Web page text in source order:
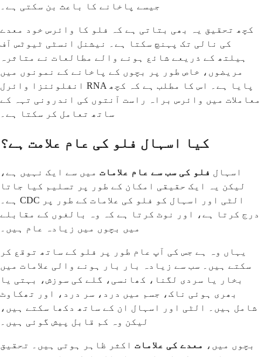
جیسے پاخانے کا باعث بن سکتی ہے۔
کچھ تحقیق یہ بھی بتاتی ہے کہ فلو کا وائرس خود معدے
کی نالی تک پہنچ سکتا ہے۔ نیشنل انسٹی ٹیوٹس آف
ہیلتھ کے ذریعے شائع ہونے والے مطالعات نے متاثرہ
مریضوں، خاص طور پر بچوں کے پاخانے کے نمونوں میں
انفلوئنزا وائرل RNA پایا ہے۔ اس کا مطلب ہے کہ کچھ
معاملات میں وائرس براہ راست آنتوں کی اندرونی تہہ کے
ساتھ تعامل کر سکتا ہے۔
کیا اسہال فلو کی عام علامت ہے؟
اسہال فلو کی سب سے عام علامات میں سے ایک نہیں ہے،
لیکن یہ ایک حقیقی امکان کے طور پر تسلیم کیا جاتا
ہے۔ CDC الٹی اور اسہال کو فلو کی علامات کے طور پر
درج کرتا ہے، اور نوٹ کرتا ہے کہ وہ بالغوں کے مقابلے
میں بچوں میں زیادہ عام ہیں۔
یہاں وہ ہے جس کی آپ عام طور پر فلو کے ساتھ توقع کر
سکتے ہیں۔ سب سے زیادہ بار بار ہونے والی علامات میں
بخار یا سردی لگنا، کھانسی، گلے کی سوزش، بہتی یا
بھری ہوئی ناک، جسم میں درد، سر درد، اور تھکاوٹ
شامل ہیں۔ الٹی اور اسہال ان کے ساتھ دکھا سکتے ہیں،
لیکن وہ کم قابل پیش گوئی ہیں۔
بچوں میں، معدے کی علامات اکثر ظاہر ہوتی ہیں۔ تحقیق